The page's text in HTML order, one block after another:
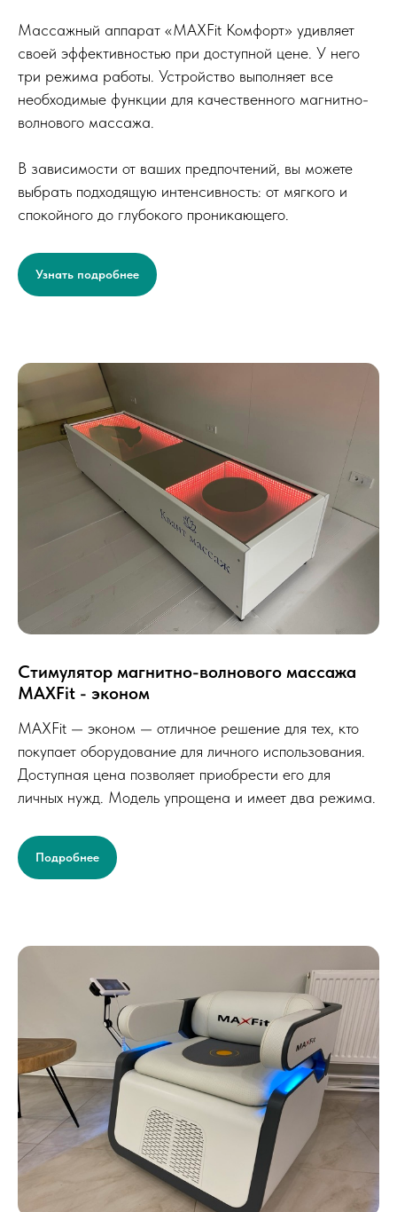
Массажный аппарат «MAXFit Комфорт» удивляет
своей эффективностью при доступной цене. У него
три режима работы. Устройство выполняет все
необходимые функции для качественного магнитно-
волнового массажа.
В зависимости от ваших предпочтений, вы можете
выбрать подходящую интенсивность: от мягкого и
спокойного до глубокого проникающего.
Узнать подробнее
Стимулятор магнитно-волнового массажа
MAXFit - эконом
MAXFit — эконом — отличное решение для тех, кто
покупает оборудование для личного использования.
Доступная цена позволяет приобрести его для
личных нужд. Модель упрощена и имеет два режима.
Подробнее